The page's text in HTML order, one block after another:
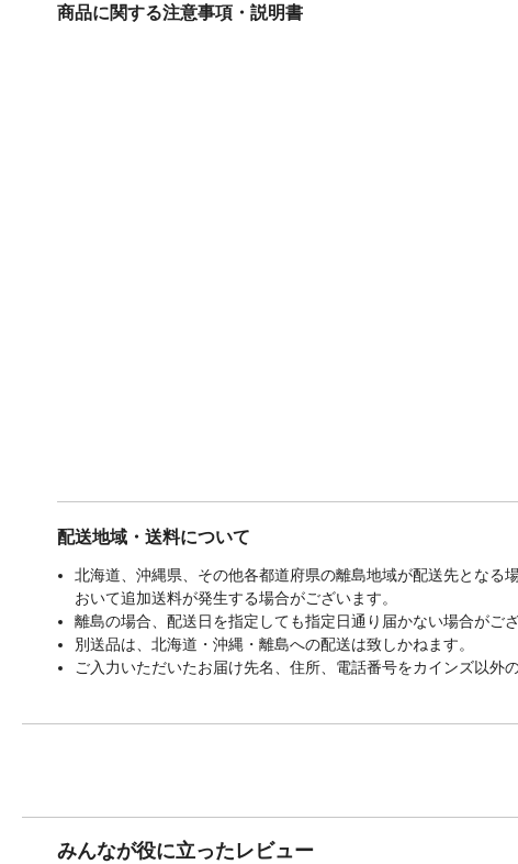
商品に関する注意事項・説明書
配送地域・送料について
北海道、沖縄県、その他各都道府県の離島地域が配送先とな
おいて追加送料が発生する場合がございます。
離島の場合、配送日を指定しても指定日通り届かない場合がござ
別送品は、北海道・沖縄・離島への配送は致しかねます。
ご入力いただいたお届け先名、住所、電話番号をカインズ以外
みんなが役に立ったレビュー